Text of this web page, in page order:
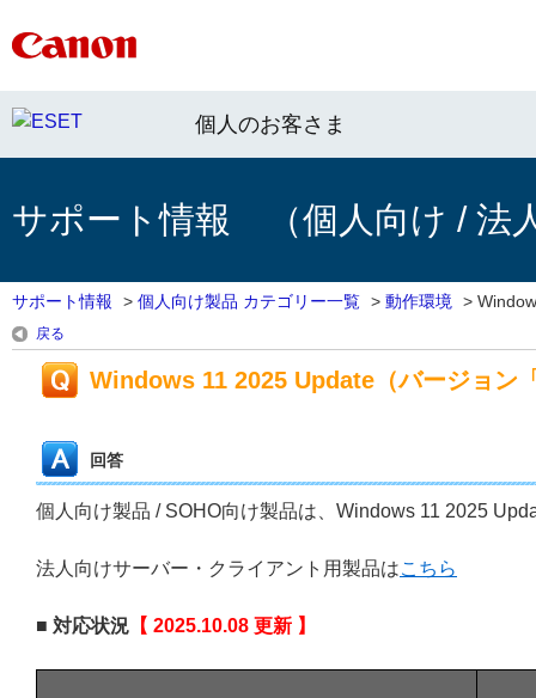
個人のお客さま
サポート情報 （個人向け / 法
サポート情報 > 個人向け製品 カテゴリー一覧 > 動作環境 >
戻る
Windows 11 2025 Update（バージョン
回答
個人向け製品 / SOHO向け製品は、Windows 11 2025
法人向けサーバー・クライアント用製品はこちら
■ 対応状況 【 2025.10.08 更新 】